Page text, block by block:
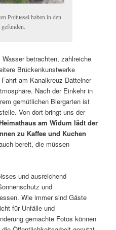
Poituesel haben in den
betrachten, zahlreiche
Brückenkunstwerke
am Kanalkreuz Dattelner
Nach der Einkehr in
gemütlichen Biergarten ist
Von dort bringt uns der
am Widum lädt der
zu Kaffee und Kuchen
bereit, die müssen
und ausreichend
und
Wie immer sind Gäste
für Unfälle und
gemachte Fotos können